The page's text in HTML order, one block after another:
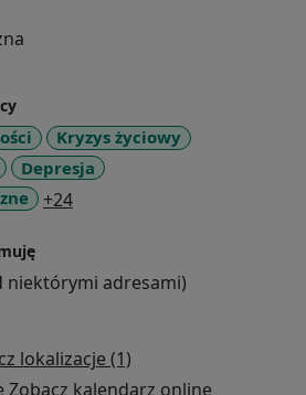
Psychoterapii Poznawczo-
Centrum Psychoterapii.
i Interwencji
Psychologii Zdrowia PTP.
na
podstawowy i
Podejścia
i parami. Praca
jest na osiągnięcie
poprawę samopoczucia,
życia, a także zwiększenie
Kryzys życiowy
Depresja
+24a11y_sr_more_diseases
niektórymi adresami)
lokalizacje (1)
Zobacz kalendarz online